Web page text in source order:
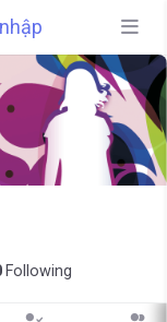
Following